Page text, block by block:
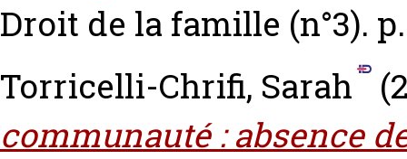
Droit de la famille (n°3).
Torricelli-Chrifi, Sarah
communauté : absence